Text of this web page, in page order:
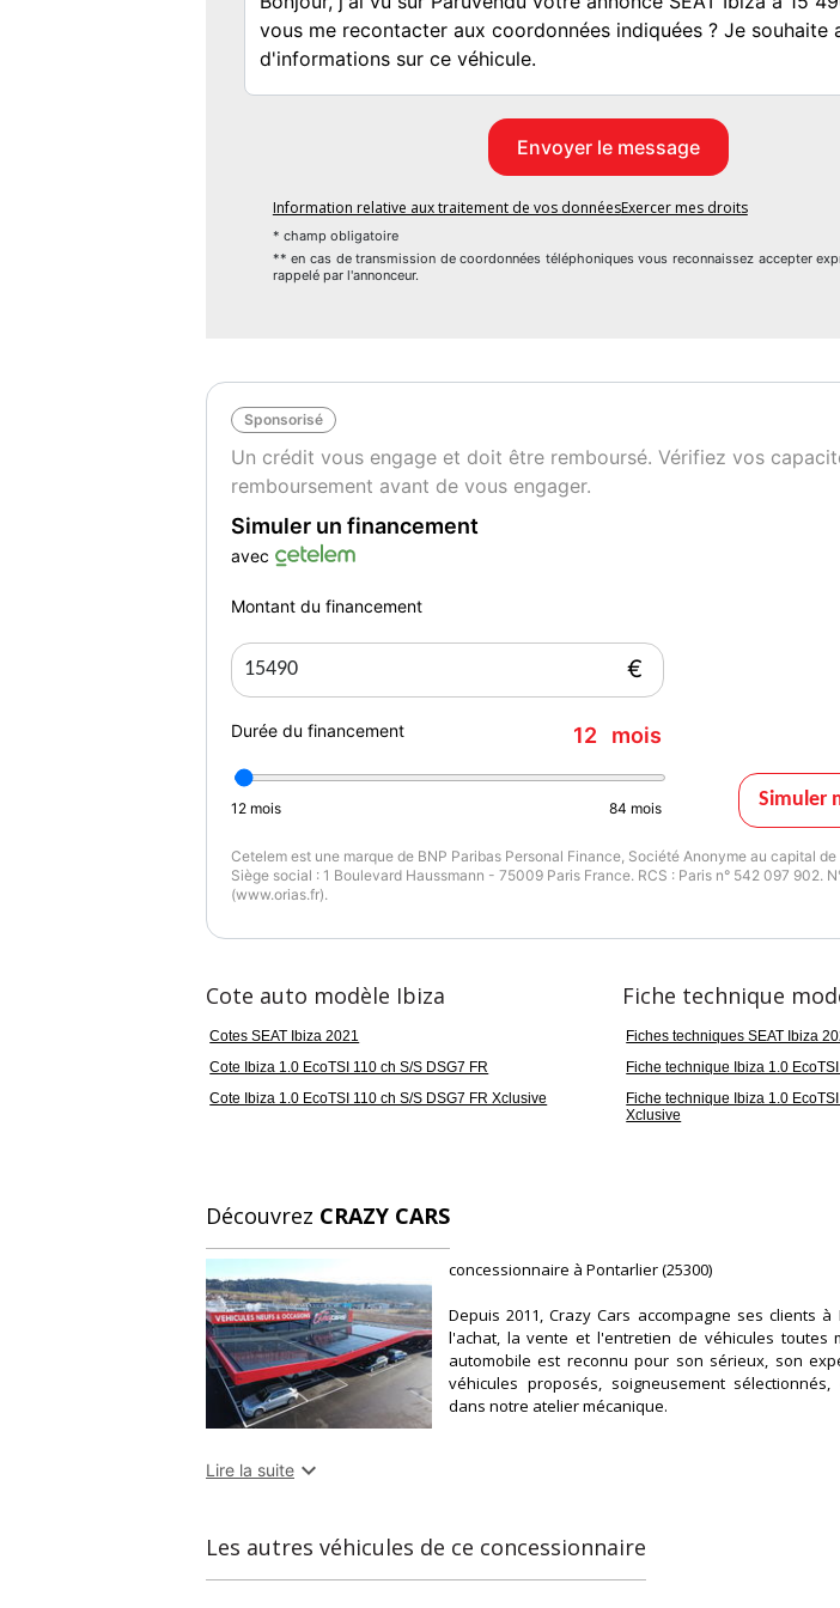
?**CE VEHICULE EST VISIBLES UNIQUEMENT SUR RDV***
Pack Connect
Pack Vision Plus
Radars de stationnement avant et arrière PDC
Système d'accès et de démarrage sans clé Keyless Access
Palettes au volant
Rétroviseurs extérieurs rabattables électriquement
Vitres arrière électriques
Vitres avant électriques
Couleur
ROUGE FONCE
Information relative aux traitement de vos donnéesExercer mes droits
* champ obligatoire
** en cas de transmission de coordonnées téléphoniques vous reconnaissez accepter
rappelé par l'annonceur.
Sponsorisé
Un crédit vous engage et doit être remboursé. Vérifiez vos
remboursement avant de vous engager.
Simuler un financement
avec
Montant du financement
€
Durée du financement 12 mois
12 mois 84 mois Simuler
Cetelem est une marque de BNP Paribas Personal Finance, Société Anonyme au capital de
Siège social : 1 Boulevard Haussmann - 75009 Paris France. RCS : Paris n° 542 097 902.
(www.orias.fr).
Cote auto modèle Ibiza
Cotes SEAT Ibiza 2021
Cote Ibiza 1.0 EcoTSI 110 ch S/S DSG7 FR
Cote Ibiza 1.0 EcoTSI 110 ch S/S DSG7 FR Xclusive
Fiche technique
Fiches techniques SEAT Ibiza
Fiche technique Ibiza 1.0
Fiche technique Ibiza 1.0
Xclusive
Découvrez CRAZY CARS
concessionnaire à Pontarlier (25300)
Depuis 2011, Crazy Cars accompagne ses clients à
l'achat, la vente et l'entretien de véhicules toutes
automobile est reconnu pour son sérieux, son
véhicules proposés, soigneusement
dans notre atelier mécanique.
Lire la suite 
Les autres véhicules de ce concessionnaire